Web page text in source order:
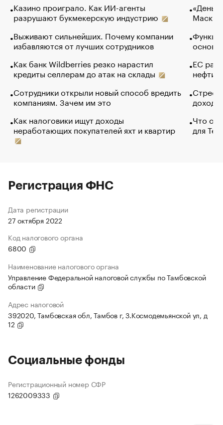
Казино проиграло. Как ИИ-агенты
разрушают букмекерскую индустрию
Выживают сильнейших. Почему компании
избавляются от лучших сотрудников
Как банк Wildberries резко нарастил
кредиты селлерам до атак на склады
Сотрудники открыли новый способ вредить
компаниям. Зачем им это
Как налоговики ищут доходы
неработающих покупателей яхт и квартир
Маск в
основ
ЕС
нефти
Что
для
Регистрация ФНС
Дата регистрации
27 октября 2022
Код налогового органа
6800
Наименование налогового органа
Управление Федеральной налоговой службы по Тамбовской
области
Адрес налоговой
392020, Тамбовская обл, Тамбов г, З.Космодемьянской ул, д
12
Социальные фонды
Регистрационный номер СФР
1262009333